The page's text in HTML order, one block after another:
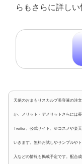
らもさらに詳しい
天使のおまもりスカルプ美容液の注
か、メリット・デメリットさらには
Twitter、公式サイト、＠コスメや楽
いきます。無料お試しやサンプルや
入などの情報も掲載予定です。配合